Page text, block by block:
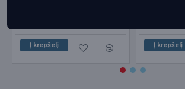
Į krepšelį Į krepšelį